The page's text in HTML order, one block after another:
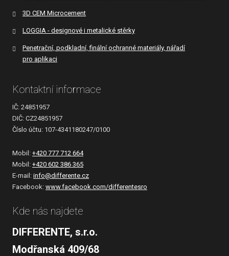
3D CEM Microcement
LOGGIA - designové i metalické stěrky
Penetrační, podkladní, finální ochranné materiály, nářadí
pro aplikaci
Kontaktní informace
IČ: 24851957
DIČ: CZ24851957
Číslo účtu: 107-4341180247/0100
Mobil: +420 777 712 664
Mobil: +420 602 386 365
E-mail: info@differente.cz
Facebook: www.facebook.com/differentesro
Kde nás najdete
DIFFERENTE, s.r.o.
Modřanská 409/68